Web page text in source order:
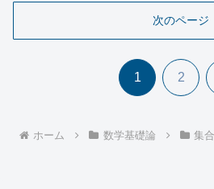
次のページ
1 2
ホーム 数学基礎論 集